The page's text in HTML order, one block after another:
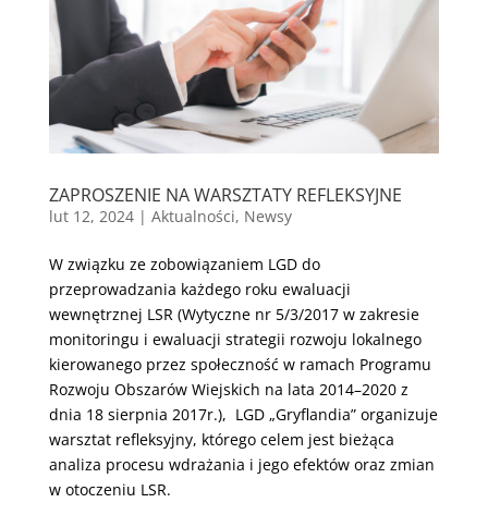
ZAPROSZENIE NA WARSZTATY REFLEKSYJNE
lut 12, 2024| Aktualności, Newsy
W związku ze zobowiązaniem LGD do
przeprowadzania każdego roku ewaluacji
wewnętrznej LSR (Wytyczne nr 5/3/2017 w zakresie
monitoringu i ewaluacji strategii rozwoju lokalnego
kierowanego przez społeczność w ramach Programu
Rozwoju Obszarów Wiejskich na lata 2014–2020 z
dnia 18 sierpnia 2017r.), LGD „Gryflandia” organizuje
warsztat refleksyjny, którego celem jest bieżąca
analiza procesu wdrażania i jego efektów oraz zmian
w otoczeniu LSR.